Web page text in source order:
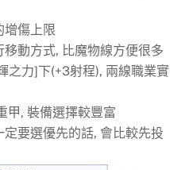
增傷上限
移動方式, 比魔物線方便很多
之力]下(+3射程), 兩線職業實
甲, 裝備選擇較豐富
定要選優先的話, 會比較先投